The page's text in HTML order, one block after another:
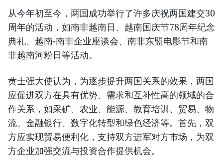
从今年初至今，两国成功举行了许多庆祝两国建交30
周年的活动，如南非越南日、越南国庆节78周年纪念
典礼、越南-南非企业座谈会、南非东盟电影节和南
非越南河粉日等活动。
黄士强大使认为，为逐步提升两国关系的效果，两国
应促进双方在具有优势、需求和互补性高的领域的合
作关系，如采矿、农业、能源、教育培训、贸易、物
流、金融银行、数字化转型和绿色经济等。首先，双
方应实现贸易便利化，支持双方进军对方市场，为双
方企业加强交流与投资合作提供机会。